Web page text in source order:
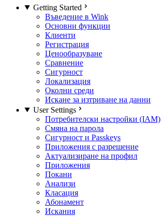
Getting Started
Въведение в Wink
Основни функции
Клиенти
Регистрация
Ценообразуване
Сравнение
Сигурност
Локализация
Околни среди
Искане за изтриване на данни
User Settings
Потребителски настройки (IAM)
Смяна на парола
Сигурност и Passkeys
Приложения с разрешение
Актуализиране на профил
Приложения
Покани
Анализи
Класация
Абонамент
Искания